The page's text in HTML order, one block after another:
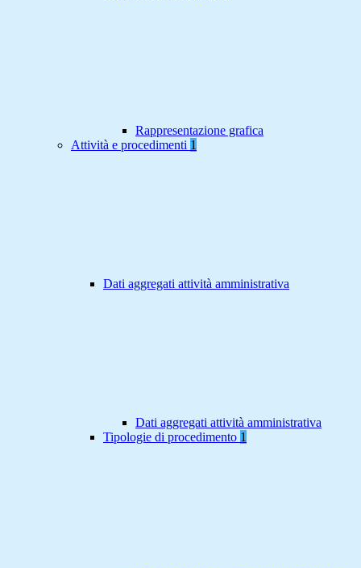
Rappresentazione grafica
Attività e procedimenti 1
Dati aggregati attività amministrativa
Dati aggregati attività amministrativa
Tipologie di procedimento 1